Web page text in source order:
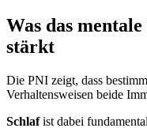
Was das
stärkt
Die PNI zeigt, dass
Verhaltensweisen beide
Schlafist dabei